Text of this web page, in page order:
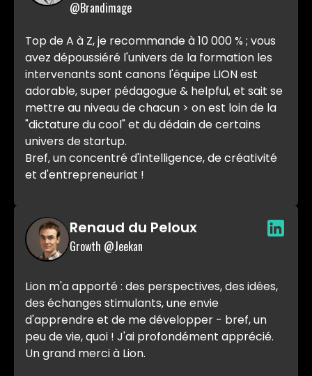
@Brandimage
Top de A à Z, je recommande à 10 000 % ; vous
avez dépoussiéré l'univers de la formation les
intervenants sont canons l'équipe LION est
adorable, super pédagogue & helpful, et sait se
mettre au niveau de chacun > on est loin de la
"dictature du cool" et du dédain de certains
univers de startup.
Bref, un concentré d'intelligence, de créativité
et d'entrepreneuriat !
Renaud du Peloux
Growth @Jeekan
Lion m'a apporté : des perspectives, des idées,
des échanges stimulants, une envie
d'apprendre et de me développer - bref, un
peu de vie, quoi ! J'ai profondément apprécié.
Un grand merci à Lion.